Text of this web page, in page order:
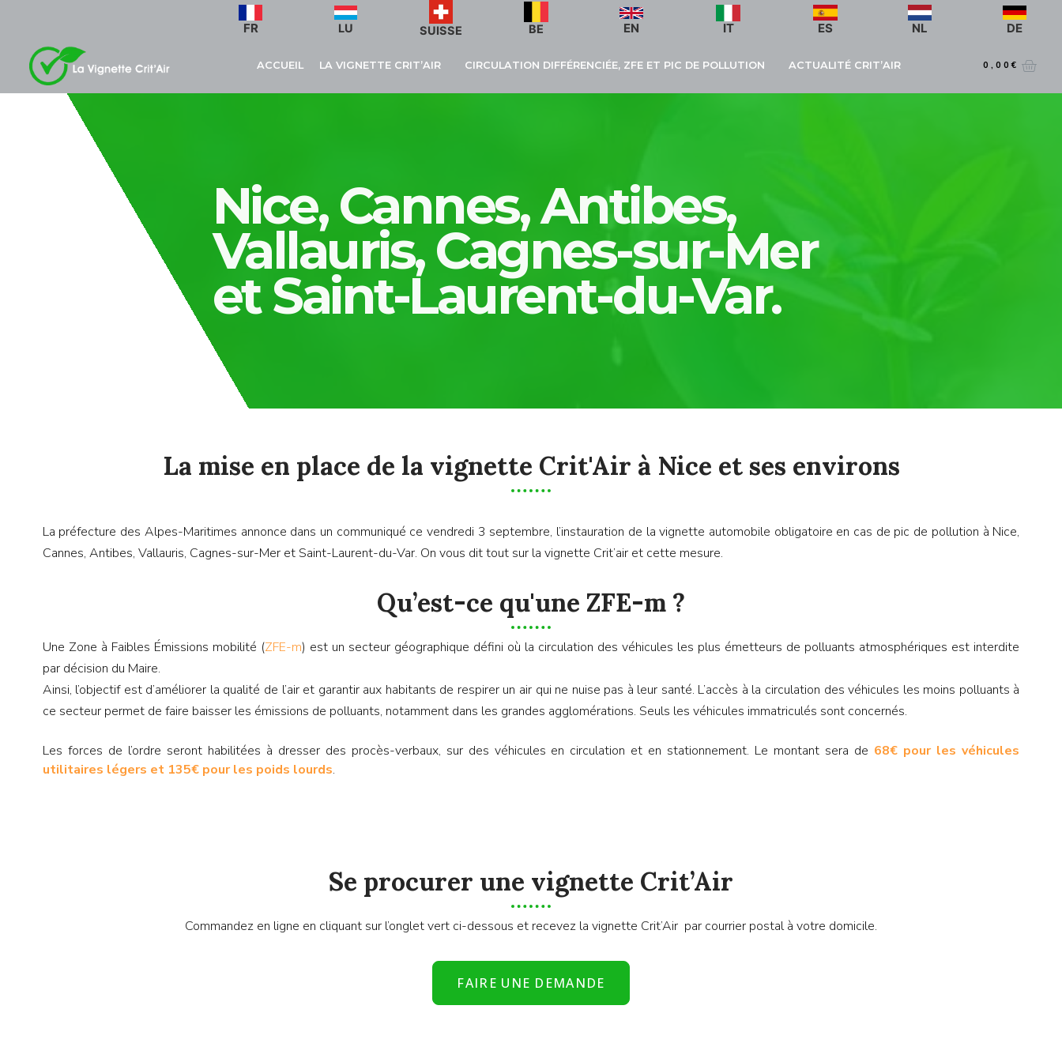
FR LU SUISSE BE EN IT ES NL DE
ACCUEIL LA VIGNETTE CRIT’AIR CIRCULATION DIFFÉRENCIÉE, ZFE ET PIC DE POLLUTION ACTUALITÉ CRIT’AIR 0,00€
Nice, Cannes, Antibes,
Vallauris, Cagnes-sur-Mer
et Saint-Laurent-du-Var.
La mise en place de la vignette Crit'Air à Nice et ses environs
La préfecture des Alpes-Maritimes annonce dans un communiqué ce vendredi 3 septembre, l’instauration de la vignette automobile obligatoire en cas de pic de pollution à Nice,
Cannes, Antibes, Vallauris, Cagnes-sur-Mer et Saint-Laurent-du-Var. On vous dit tout sur la vignette Crit’air et cette mesure.
Qu’est-ce qu'une ZFE-m ?
Une Zone à Faibles Émissions mobilité (ZFE-m) est un secteur géographique défini où la circulation des véhicules les plus émetteurs de polluants atmosphériques est interdite
par décision du Maire.
Ainsi, l’objectif est d’améliorer la qualité de l’air et garantir aux habitants de respirer un air qui ne nuise pas à leur santé. L’accès à la circulation des véhicules les moins polluants à
ce secteur permet de faire baisser les émissions de polluants, notamment dans les grandes agglomérations. Seuls les véhicules immatriculés sont concernés.
Les forces de l’ordre seront habilitées à dresser des procès-verbaux, sur des véhicules en circulation et en stationnement. Le montant sera de 68€ pour les véhicules
utilitaires légers et 135€ pour les poids lourds.
Se procurer une vignette Crit’Air
Commandez en ligne en cliquant sur l’onglet vert ci-dessous et recevez la vignette Crit’Air par courrier postal à votre domicile.
FAIRE UNE DEMANDE